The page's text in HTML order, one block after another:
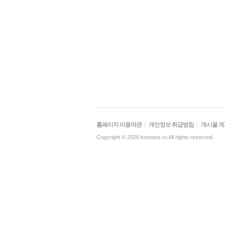
홈페이지 이용약관| 개인정보 취급방침 | 게시물
Copyright © 2026 koreans.ru All rights reserved.